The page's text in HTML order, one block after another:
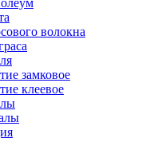
волокна
замковое
клеевое